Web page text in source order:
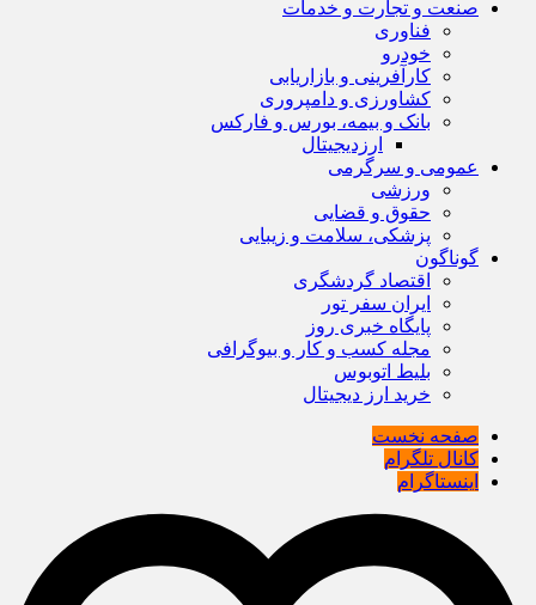
صنعت و تجارت و خدمات
فناوری
خودرو
کارآفرینی و بازاریابی
کشاورزی و دامپروری
بانک و بیمه، بورس و فارکس
ارزدیجیتال
عمومی و سرگرمی
ورزشی
حقوق و قضایی
پزشکی، سلامت و زیبایی
گوناگون
اقتصاد گردشگری
ایران سفر تور
پایگاه خبری روز
مجله کسب و کار و بیوگرافی
بلیط اتوبوس
خرید ارز دیجیتال
صفحه نخست
کانال تلگرام
اینستاگرام